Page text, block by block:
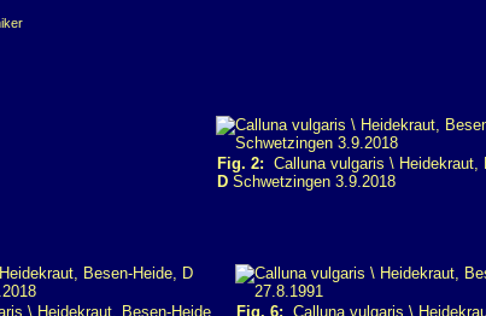
Fig. 2: Calluna vulgaris \ Heidekraut,
D Schwetzingen 3.9.2018
\ Heidekraut, Besen-Heide
Fig. 6: Calluna vulgaris \